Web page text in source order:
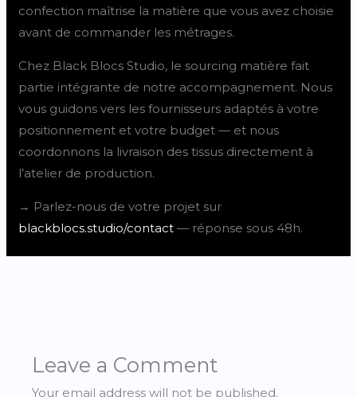
confection maîtrise la matière que vous avez choisie
avant de commander les métrages.
Chez Black Blocs Studio, le sourcing matière fait
partie intégrante de notre accompagnement. Nous
vous guidons vers les fournisseurs adaptés à votre
positionnement et votre budget — et nous
coordonnons la livraison des tissus directement à
l’atelier de production.
→ Parlez-nous de votre projet sur
blackblocs.studio/contact — réponse sous 48h.
Leave a Comment
Your email address will not be published.